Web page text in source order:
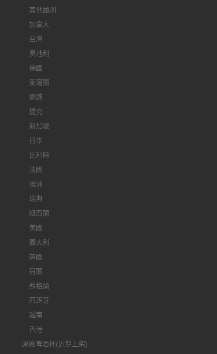
其他國別
加拿大
台灣
奧地利
德國
愛爾蘭
挪威
捷克
新加坡
日本
比利時
法國
澳洲
瑞典
紐西蘭
美國
義大利
英國
荷蘭
蘇格蘭
西班牙
越南
香港
原廠啤酒杯(近期上架)